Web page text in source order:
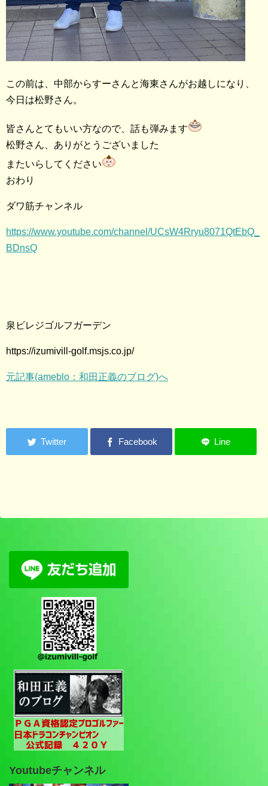
この前は、中部からすーさんと海東さんがお越しになり、
今日は松野さん。
皆さんとてもいい方なので、話も弾みます
松野さん、ありがとうございました
またいらしてください
おわり
ダワ筋チャンネル
https://www.youtube.com/channel/UCsW4Rryu8071QtEbQ_
BDnsQ
泉ビレジゴルフガーデン
https://izumivill-golf.msjs.co.jp/
元記事(ameblo：和田正義のブログ)へ
Youtubeチャンネル